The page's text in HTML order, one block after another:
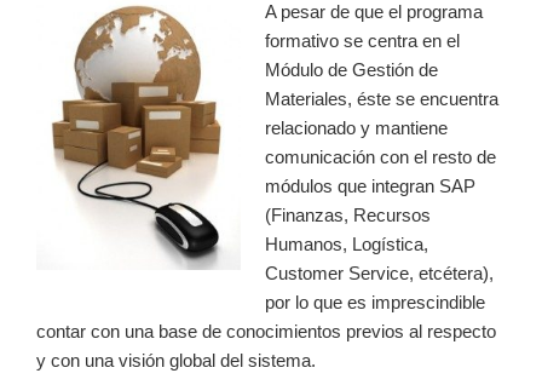
A pesar de que el programa
formativo se centra en el
Módulo de Gestión de
Materiales, éste se encuentra
relacionado y mantiene
comunicación con el resto de
módulos que integran SAP
(Finanzas, Recursos
Humanos, Logística,
Customer Service, etcétera),
por lo que es imprescindible
contar con una base de conocimientos previos al respecto
y con una visión global del sistema.